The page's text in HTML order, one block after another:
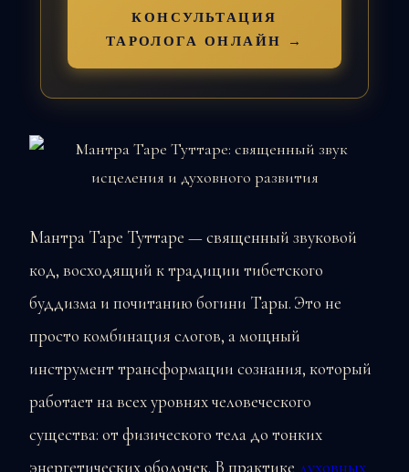
КОНСУЛЬТАЦИЯ
ТАРОЛОГА ОНЛАЙН →
Мантра Таре Туттаре — священный звуковой
код, восходящий к традиции тибетского
буддизма и почитанию богини Тары. Это не
просто комбинация слогов, а мощный
инструмент трансформации сознания, который
работает на всех уровнях человеческого
существа: от физического тела до тонких
энергетических оболочек. В практике духовных